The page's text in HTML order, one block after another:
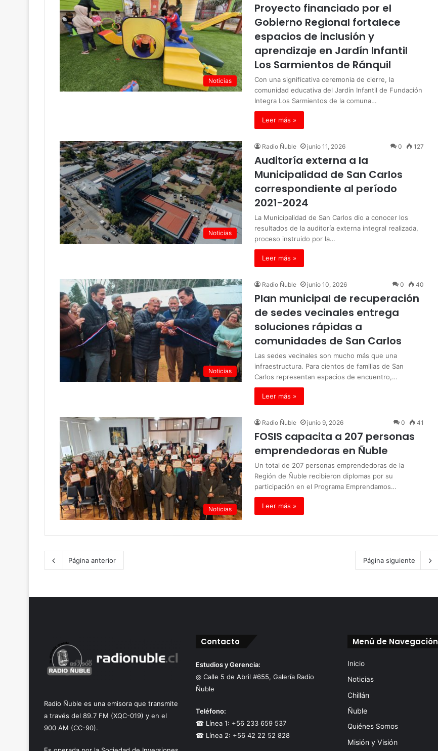
Noticias
Proyecto financiado por el
Gobierno Regional fortalece
espacios de inclusión y
aprendizaje en Jardín Infantil
Los Sarmientos de Ránquil
Con una significativa ceremonia de cierre, la
comunidad educativa del Jardín Infantil de Fundación
Integra Los Sarmientos de la comuna…
Leer más »
Noticias
Radio Ñuble junio 11, 2026 0 127
Auditoría externa a la
Municipalidad de San Carlos
correspondiente al período
2021-2024
La Municipalidad de San Carlos dio a conocer los
resultados de la auditoría externa integral realizada,
proceso instruido por la…
Leer más »
Noticias
Radio Ñuble junio 10, 2026 0 40
Plan municipal de recuperación
de sedes vecinales entrega
soluciones rápidas a
comunidades de San Carlos
Las sedes vecinales son mucho más que una
infraestructura. Para cientos de familias de San
Carlos representan espacios de encuentro,…
Leer más »
Noticias
Radio Ñuble junio 9, 2026 0 41
FOSIS capacita a 207 personas
emprendedoras en Ñuble
­Un total de 207 personas emprendedoras de la
Región de Ñuble recibieron diplomas por su
participación en el Programa Emprendamos…
Leer más »
Página anterior Página siguiente
Radio Ñuble es una emisora que transmite
a través del 89.7 FM (XQC-019) y en el
900 AM (CC-90).
Contacto
Estudios y Gerencia:
◎ Calle 5 de Abril #655, Galería Radio
Ñuble
Teléfono:
☎ Línea 1: +56 233 659 537
☎ Línea 2: +56 42 22 52 828
Menú de Navegación
Inicio
Noticias
Chillán
Ñuble
Quiénes Somos
Misión y Visión